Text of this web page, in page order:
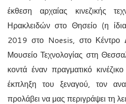
έκθεση αρχαίας κινεζικής
Ηρακλειδών στο Θησείο (η ίδια
2019 στο Noesis, στο Κέντρο
Μουσείο Τεχνολογίας στη
κοντά έναν πραγματικό
έκπληξη του ξεναγού, τον
προλάβει να μας περιγράψει τη